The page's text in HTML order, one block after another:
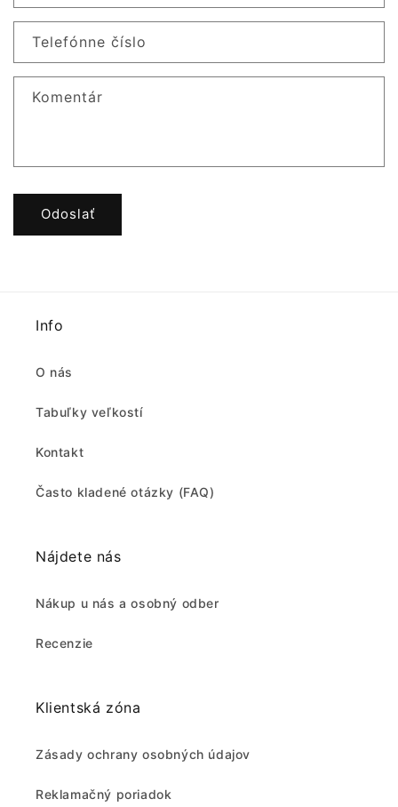
Telefónne číslo
Komentár
Odoslať
Info
O nás
Tabuľky veľkostí
Kontakt
Často kladené otázky (FAQ)
Nájdete nás
Nákup u nás a osobný odber
Recenzie
Klientská zóna
Zásady ochrany osobných údajov
Reklamačný poriadok